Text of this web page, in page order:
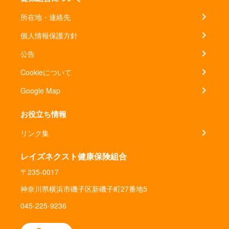
所在地・連絡先
個人情報保護方針
公告
Cookieについて
Google Map
お役立ち情報
リンク集
レイズネクスト健康保険組合
〒235-0017
神奈川県横浜市磯子区新磯子町27番地5
045-225-9236